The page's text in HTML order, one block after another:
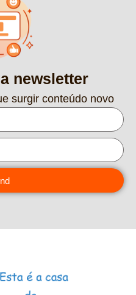
newsletter
surgir conteúdo novo